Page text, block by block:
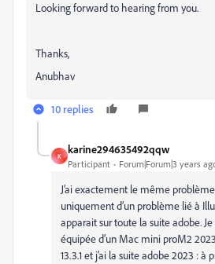
Looking forward to hearing from you.
Thanks,
Anubhav
10 replies
K
karine294635492qqw
Participant Forum|Forum|3 years
J’ai exactement le même
uniquement d’un problème lié à
apparait sur toute la suite adobe.
équipée d’un Mac mini proM2
13.3.1 et j’ai la suite adobe 2023 : à